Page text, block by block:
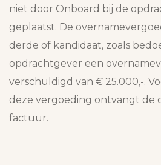
niet door Onboard bij de
geplaatst. De
derde of kandidaat, zoals
opdrachtgever een
verschuldigd van € 25.000,-.
deze vergoeding ontvangt de
factuur.